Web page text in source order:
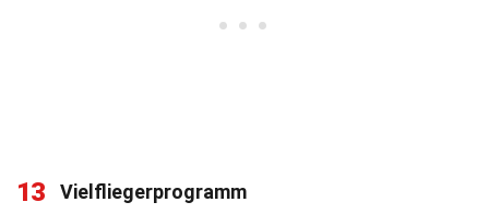
13
Vielfliegerprogramm